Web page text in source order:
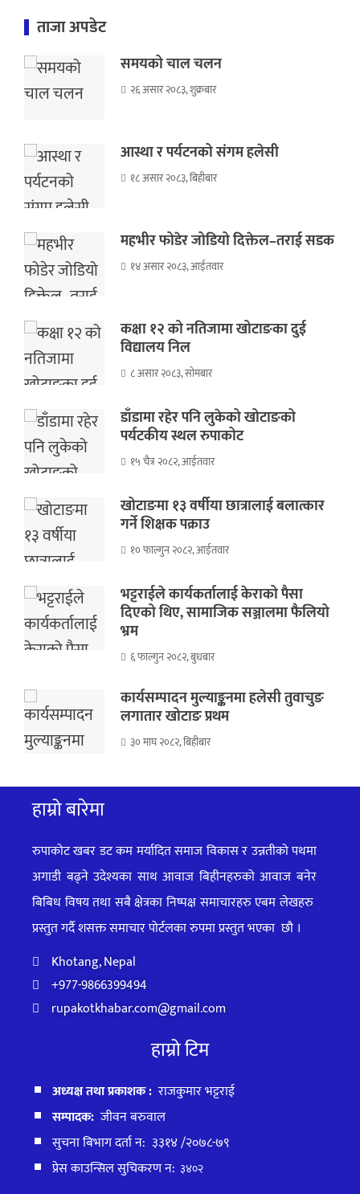
ताजा अपडेट
समयको चाल चलन
२६ असार २०८३, शुक्रबार
आस्था र पर्यटनको संगम हलेसी
१८ असार २०८३, बिहीबार
महभीर फोडेर जोडियो दिक्तेल–तराई सडक
१४ असार २०८३, आईतवार
कक्षा १२ को नतिजामा खोटाङका दुई
विद्यालय निल
८ असार २०८३, सोमबार
डाँडामा रहेर पनि लुकेको खोटाङको
पर्यटकीय स्थल रुपाकोट
१५ चैत्र २०८२, आईतवार
खोटाङमा १३ वर्षीया छात्रालाई बलात्कार
गर्ने शिक्षक पक्राउ
१० फाल्गुन २०८२, आईतवार
भट्टराईले कार्यकर्तालाई केराको पैसा
दिएको थिए, सामाजिक सञ्जालमा फैलियो
भ्रम
६ फाल्गुन २०८२, बुधबार
कार्यसम्पादन मुल्याङ्कनमा हलेसी तुवाचुङ
लगातार खोटाङ प्रथम
३० माघ २०८२, बिहीबार
हाम्रो बारेमा
रुपाकोट खबर डट कम मर्यादित समाज विकास र उन्नतीको पथमा
अगाडी बढ्ने उदेश्यका साथ आवाज बिहीनहरुको आवाज बनेर
बिबिध विषय तथा सबै क्षेत्रका निष्पक्ष समाचारहरु एबम लेखहरु
प्रस्तुत गर्दै शसक्त समाचार पोर्टलका रुपमा प्रस्तुतभएका छौ ।
Khotang, Nepal
+977-9866399494
rupakotkhabar.com@gmail.com
हाम्रो टिम
अध्यक्ष तथा प्रकाशक : राजकुमार भट्टराई
सम्पादक:जीवन बरुवाल
सुचना बिभाग दर्ता न: ३३१४ /२०७८-७९
प्रेस काउन्सिल सुचिकरण न: ३४०२